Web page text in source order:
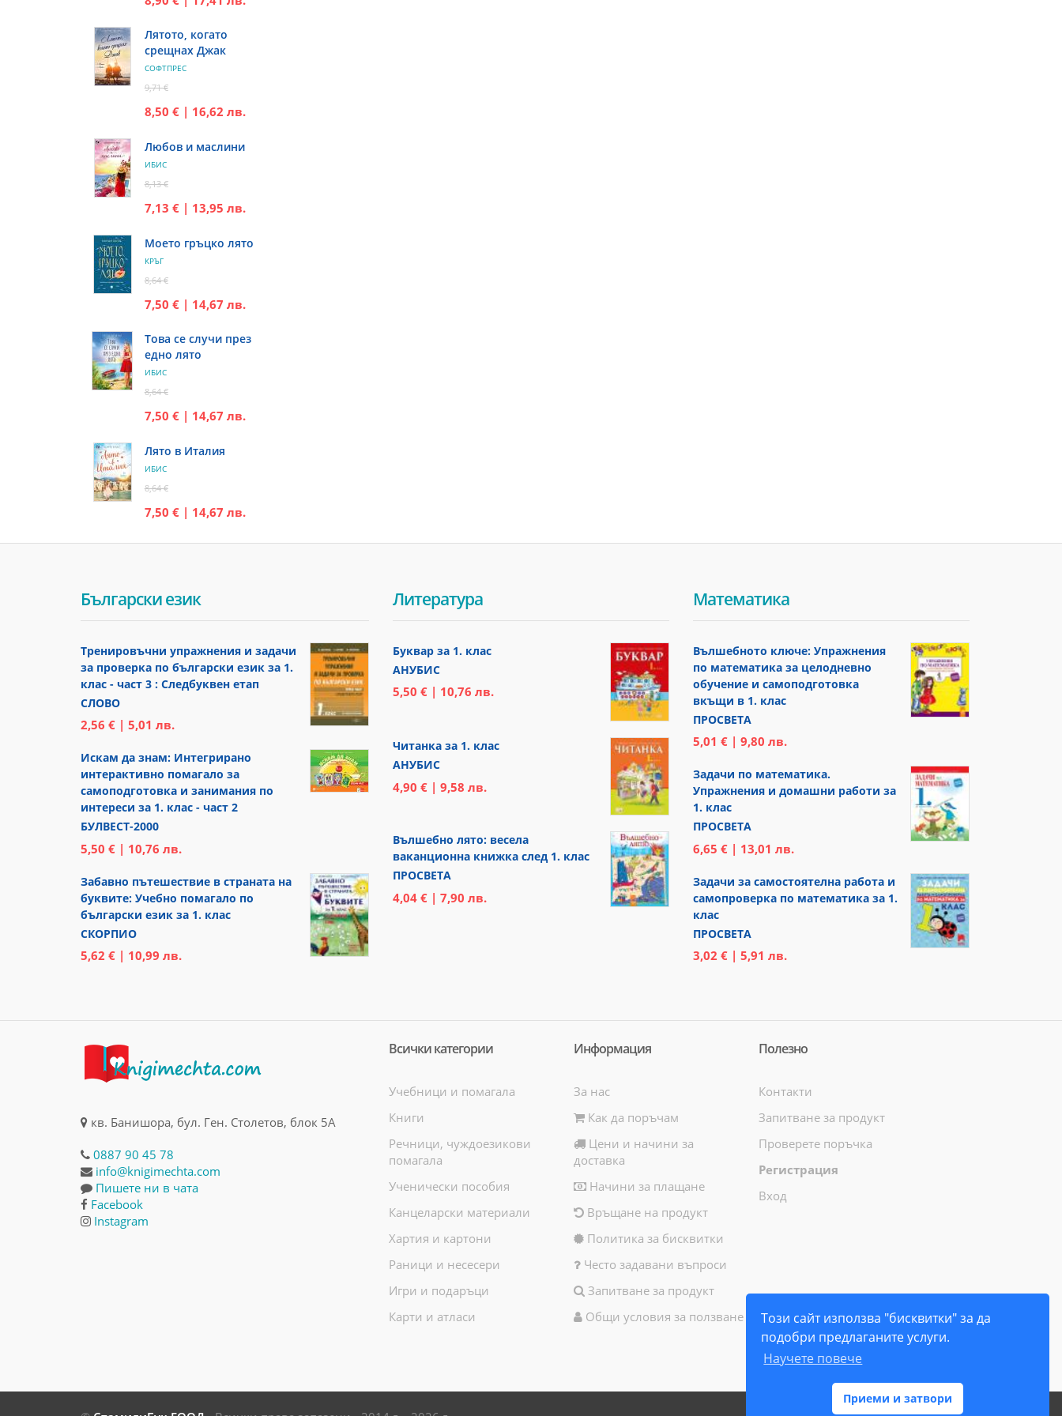
Този сайт използва "бисквитки" за да
подобри предлаганите услуги.
Научете повече
Приеми и затвори
Лятото, когато
срещнах Джак
СОФТПРЕС
9,71 €
8,50 € | 16,62 лв.
Любов и маслини
ИБИС
8,13 €
7,13 € | 13,95 лв.
Моето гръцко лято
КРЪГ
8,64 €
7,50 € | 14,67 лв.
Това се случи през
едно лято
ИБИС
8,64 €
7,50 € | 14,67 лв.
Лято в Италия
ИБИС
8,64 €
7,50 € | 14,67 лв.
Български език
Тренировъчни упражнения и задачи
за проверка по български език за 1.
клас - част 3 : Следбуквен етап
СЛОВО
2,56 € | 5,01 лв.
Искам да знам: Интегрирано
интерактивно помагало за
самоподготовка и занимания по
интереси за 1. клас - част 2
БУЛВЕСТ-2000
5,50 € | 10,76 лв.
Забавно пътешествие в страната на
буквите: Учебно помагало по
български език за 1. клас
СКОРПИО
5,62 € | 10,99 лв.
Литература
Буквар за 1. клас
АНУБИС
5,50 € | 10,76 лв.
Читанка за 1. клас
АНУБИС
4,90 € | 9,58 лв.
Вълшебно лято: весела
ваканционна книжка след 1. клас
ПРОСВЕТА
4,04 € | 7,90 лв.
Математика
Вълшебното ключе: Упражнения
по математика за целодневно
обучение и самоподготовка
вкъщи в 1. клас
ПРОСВЕТА
5,01 € | 9,80 лв.
Задачи по математика.
Упражнения и домашни работи за
1. клас
ПРОСВЕТА
6,65 € | 13,01 лв.
Задачи за самостоятелна работа и
самопроверка по математика за 1.
клас
ПРОСВЕТА
3,02 € | 5,91 лв.
кв. Банишора, бул. Ген. Столетов, блок 5А
0887 90 45 78
info@knigimechta.com
Пишете ни в чата
Facebook
Instagram
Всички категории
Учебници и помагала
Книги
Речници, чуждоезикови
помагала
Ученически пособия
Канцеларски материали
Хартия и картони
Раници и несесери
Игри и подаръци
Карти и атласи
Информация
За нас
Как да поръчам
Цени и начини за
доставка
Начини за плащане
Връщане на продукт
Политика за бисквитки
Често задавани въпроси
Запитване за продукт
Общи условия за ползване
Полезно
Контакти
Запитване за продукт
Проверете поръчка
Регистрация
Вход